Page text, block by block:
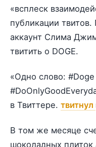
«всплеск
публикации
аккаунт Слима
твитить о DOGE.
«Одно слово:
в Твиттере. твитнул
В том же месяце
шоколадных